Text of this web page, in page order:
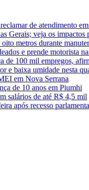
de atendimento
Gerais; veja os
metros durante
e prende motorista
100 mil empregos,
e baixa umidade nesta
em Nova Serrana
de 10 anos em Piumhi
salários de até R$ 4,5 mil
após recesso